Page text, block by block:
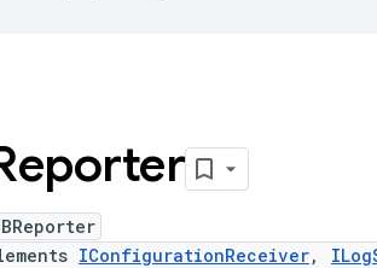
IConfigurationReceiver,